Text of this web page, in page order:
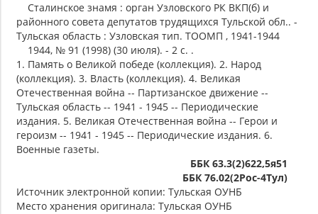
Сталинское знамя : орган Узловского РК ВКП(б) и
районного совета депутатов трудящихся Тульской обл.. -
Тульская область : Узловская тип. ТООМП , 1941-1944
1944, № 91 (1998) (30 июля). - 2 с. .
1. Память о Великой победе (коллекция). 2. Народ
(коллекция). 3. Власть (коллекция). 4. Великая
Отечественная война -- Партизанское движение --
Тульская область -- 1941 - 1945 -- Периодические
издания. 5. Великая Отечественная война -- Герои и
героизм -- 1941 - 1945 -- Периодические издания. 6.
Военные газеты.
ББК 63.3(2)622,5я51
ББК 76.02(2Рос-4Тул)
Источник электронной копии: Тульская ОУНБ
Место хранения оригинала: Тульская ОУНБ